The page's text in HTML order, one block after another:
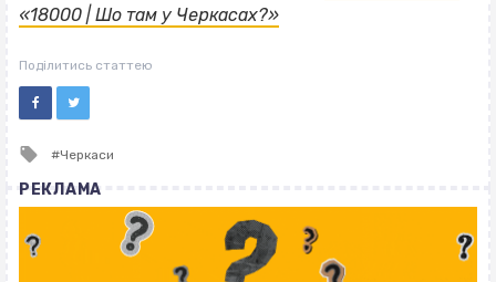
«18000 | Шо там у Черкасах?»
Поділитись статтею
Tagged
Черкаси
РЕКЛАМА